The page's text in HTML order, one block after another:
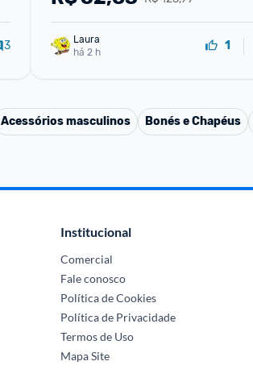
3
Laura
há 2 h
1
Acessórios masculinos Bonés e Chapéus
Institucional
Comercial
Fale conosco
Política de Cookies
Política de Privacidade
Termos de Uso
Mapa Site